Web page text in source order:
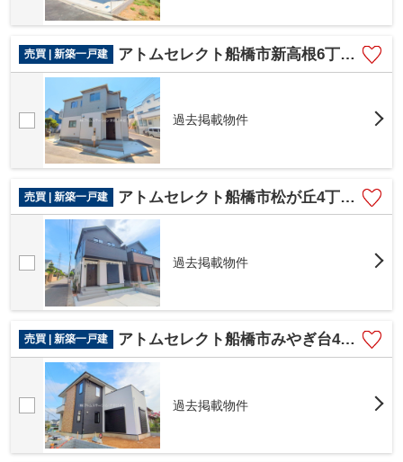
売買 | 新築一戸建 アトムセレクト船橋市新高根6丁目3208番B号棟
過去掲載物件
売買 | 新築一戸建 アトムセレクト船橋市松が丘4丁目A号棟
過去掲載物件
売買 | 新築一戸建 アトムセレクト船橋市みやぎ台4期 1号棟
過去掲載物件